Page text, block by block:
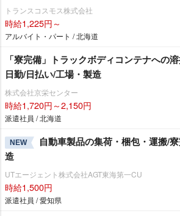
トランスコスモス株式会社
時給1,225円～
アルバイト・パート / 北海道
「寮完備」トラックボディコンテナへの
日勤/日払い/工場・製造
株式会社京栄センター
時給1,720円～2,150円
派遣社員 / 北海道
NEW
自動車製品の集荷・梱包・運搬/
造
UTエージェント株式会社AGT東海第一CU
時給1,500円
派遣社員 / 愛知県